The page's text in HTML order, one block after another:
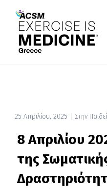
25 Απριλίου, 2025 Στην
8 Απριλίου
της